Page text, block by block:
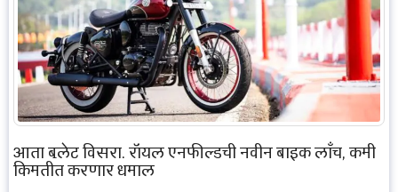
आता बुलेट विसरा, रॉयल एनफील्डची नवीन बाइक लाँच, कमी
किमतीत करणार धमाल